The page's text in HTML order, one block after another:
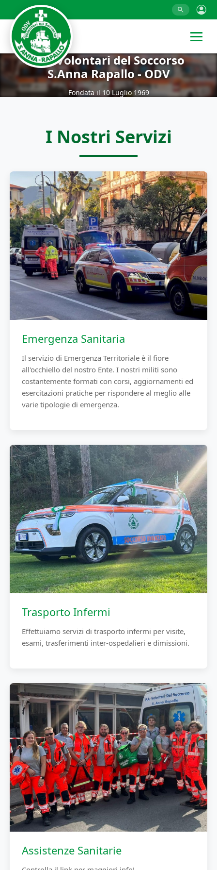
P.A. Volontari del Soccorso
S.Anna Rapallo - ODV
Fondata il 10 Luglio 1969
I Nostri Servizi
Emergenza Sanitaria
Il servizio di Emergenza Territoriale è il fiore
all'occhiello del nostro Ente. I nostri militi sono
costantemente formati con corsi, aggiornamenti ed
esercitazioni pratiche per rispondere al meglio alle
varie tipologie di emergenza.
Trasporto Infermi
Effettuiamo servizi di trasporto infermi per visite,
esami, trasferimenti inter-ospedalieri e dimissioni.
Assistenze Sanitarie